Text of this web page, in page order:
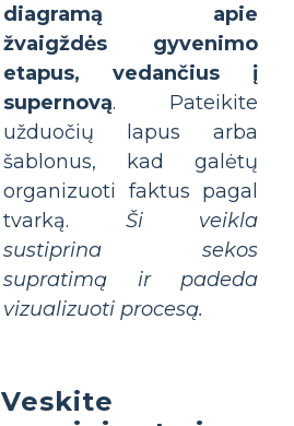
diagramą apie
žvaigždės gyvenimo
etapus, vedančius į
supernovą. Pateikite
užduočių lapus arba
šablonus, kad galėtų
organizuoti faktus pagal
tvarką. Ši veikla
sustiprina sekos
supratimą ir padeda
vizualizuoti procesą.
Veskite